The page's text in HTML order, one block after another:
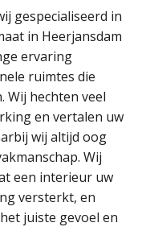
gespecialiseerd in
in Heerjansdam
ervaring
ruimtes die
Wij hechten veel
en vertalen uw
wij altijd oog
Wij
een interieur uw
versterkt, en
juiste gevoel en